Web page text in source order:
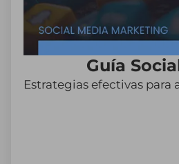
Guía
Estrategias efectivas para